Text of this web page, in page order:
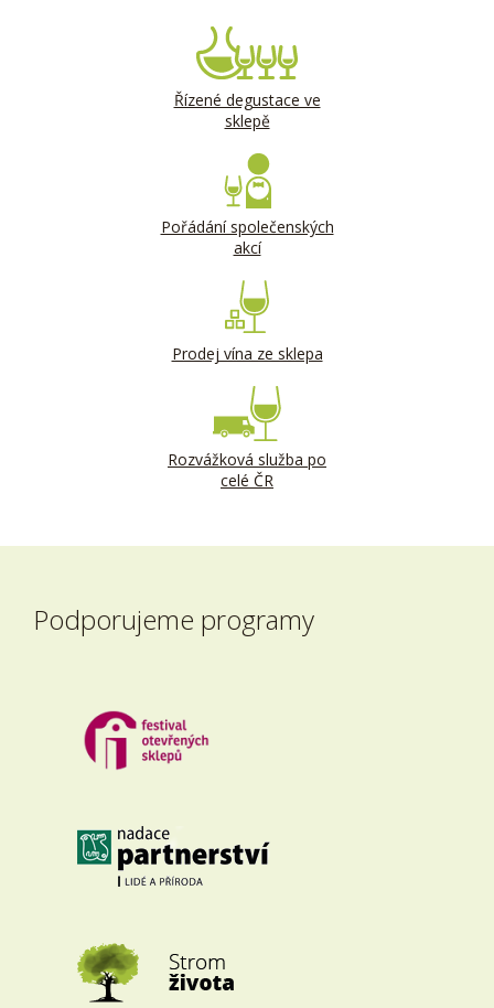
Řízené degustace ve
sklepě
Pořádání společenských
akcí
Prodej vína ze sklepa
Rozvážková služba po
celé ČR
Podporujeme programy